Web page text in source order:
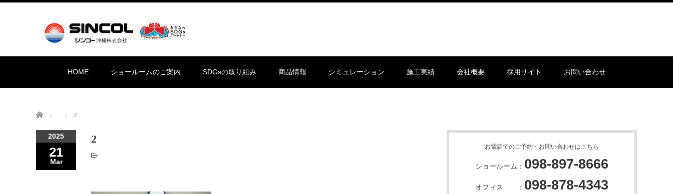
HOME ショールームのご案内 SDGsの取り組み 商品情報 シミュレーション 施工実績 会社概要 採用サイト お問い合わせ
Home 2
2025
21
Mar
2
お電話でのご予約・お問い合わせはこちら
ショールーム： 098-897-8666
オフィス ： 098-878-4343